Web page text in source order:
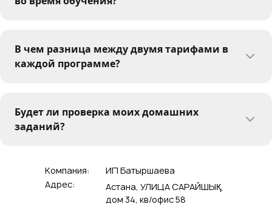
В чем разница между двумя тарифами в
каждой программе?
Будет ли проверка моих домашних
заданий?
Астана, УЛИЦА САРАЙШЫҚ,
дом 34, кв/офис 58
Адрес:
ИП Батыршаева
Компания: